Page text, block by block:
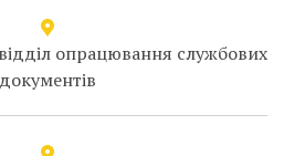
опрацювання службових
документів